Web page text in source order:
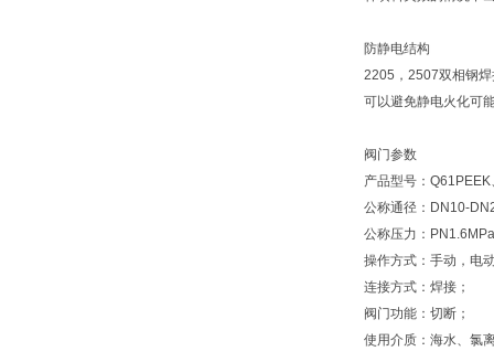
防静电结构
2205，2507双相钢
可以避免静电火化可
阀门参数
产品型号：
公称通径：DN10-
公称压力：
操作方式：手动，电
连接方式：焊接；
阀门功能：切断；
使用介质：海水、氯